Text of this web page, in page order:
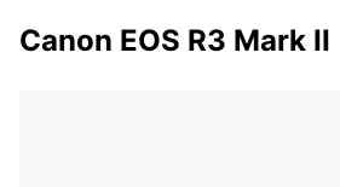
Canon EOS R3 Mark II